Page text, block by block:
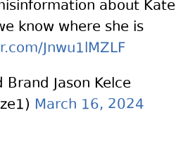
about Kate
know where she is
Jnwu1lMZLF
Jason Kelce
March 16, 2024